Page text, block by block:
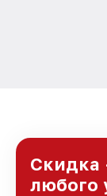
Скидка
любого